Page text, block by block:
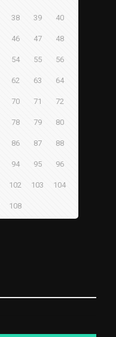
38 39 40
46 47 48
54 55 56
62 63 64
70 71 72
78 79 80
86 87 88
94 95 96
102 103 104
108